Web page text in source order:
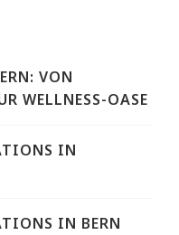
VON
WELLNESS-OASE
IN
IN BERN